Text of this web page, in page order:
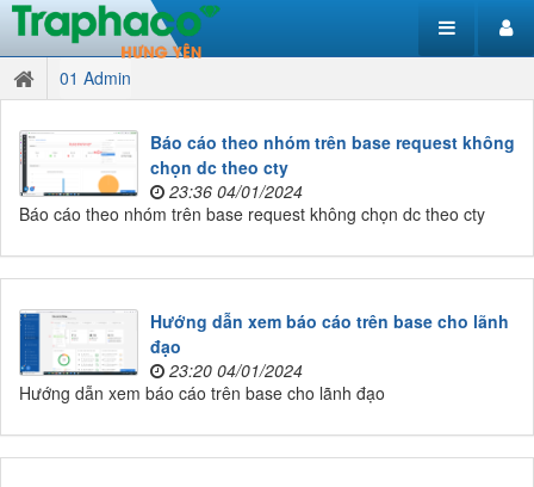
01 Admin
Báo cáo theo nhóm trên base request không
chọn dc theo cty
23:36 04/01/2024
Báo cáo theo nhóm trên base request không chọn dc theo cty
Hướng dẫn xem báo cáo trên base cho lãnh
đạo
23:20 04/01/2024
Hướng dẫn xem báo cáo trên base cho lãnh đạo